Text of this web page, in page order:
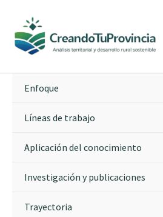
contenido
Enfoque
Líneas de trabajo
Aplicación del conocimiento
Investigación y publicaciones
Trayectoria